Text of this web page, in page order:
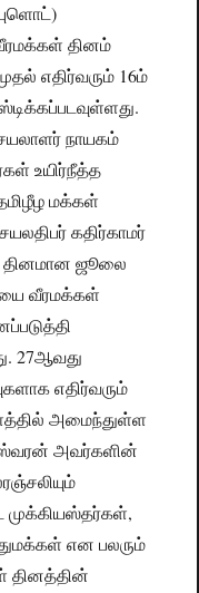
தினம்
எதிர்வரும் 16ம்
நாயகம்
உயிர்நீத்த
மக்கள்
கதிர்காமர்
தினமான ஜூலை
வீரமக்கள்
27ஆவது
எதிர்வரும்
அமைந்துள்ள
அவர்களின்
முக்கியஸ்தர்கள்,
என பலரும்
தினத்தின்